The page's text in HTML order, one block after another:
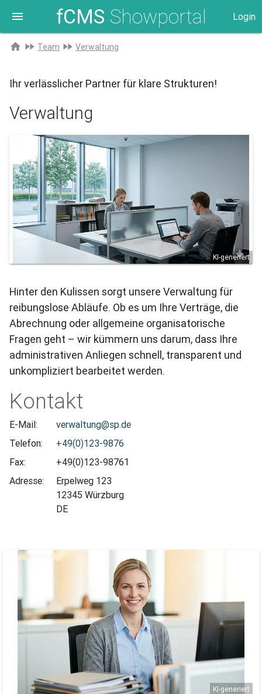
menu fCMS Showportal Login
home
Zur
Startseite
fast_forward Team fast_forward Verwaltung
Ihr verlässlicher Partner für klare Strukturen!
Verwaltung
KI-generiert
Hinter den Kulissen sorgt unsere Verwaltung für
reibungslose Abläufe. Ob es um Ihre Verträge, die
Abrechnung oder allgemeine organisatorische
Fragen geht – wir kümmern uns darum, dass Ihre
administrativen Anliegen schnell, transparent und
unkompliziert bearbeitet werden.
Kontakt
E-Mail:
verwaltung@sp.de
Telefon:
+49(0)123-9876
Fax:
+49(0)123-98761
Adresse:
Erpelweg 123
12345 Würzburg
DE
KI-generiert